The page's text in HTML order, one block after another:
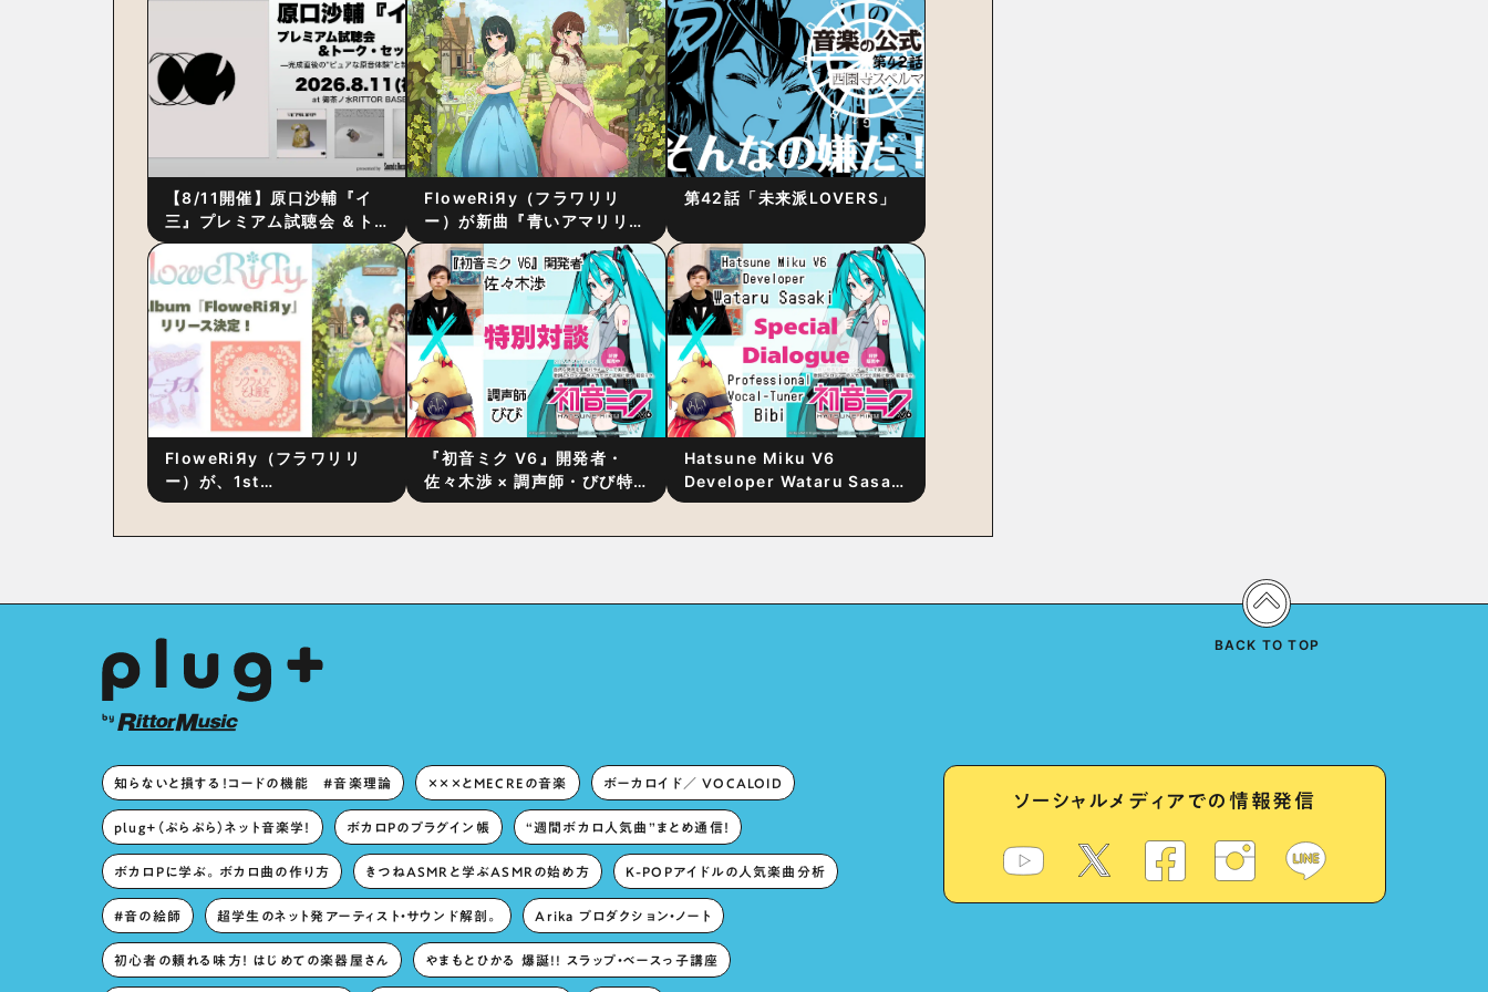
【8/11開催】原口沙輔『イ
三』プレミアム試聴会 ＆ト
ーク・セッション 〜完成直
後の“ピュアな原音体験”と制
作秘話
FloweRiЯy（フラワリリ
ー）が新曲『青いアマリリ
ス』をリリース！1stアルバ
ム詳細も発表
第42話「未来派LOVERS」
FloweRiЯy（フラワリリ
ー）が、1st
Album『FloweRiЯy』を9
『初音ミク V6』開発者・
佐々木渉 × 調声師・びび特
別対談 〜豊かな歌声表現の
Hatsune Miku V6
Developer Wataru Sasaki
× Professional Vocal-
知らないと損する！コードの機能 #音楽理論 ×××とMECREの音楽 ボーカロイド／ VOCALOID
plug+（ぷらぷら）ネット音楽学！ ボカロPのプラグイン帳 “週間ボカロ人気曲”まとめ通信！
ボカロPに学ぶ。ボカロ曲の作り方 きつねASMRと学ぶASMRの始め方 K-POPアイドルの人気楽曲分析
#音の絵師 超学生のネット発アーティスト・サウンド解剖。 Arika プロダクション・ノート
初心者の頼れる味方！ はじめての楽器屋さん やまもとひかる 爆誕!! スラップ・ベースっ子講座
ソーシャルメディアでの情報発信
BACK TO TOP